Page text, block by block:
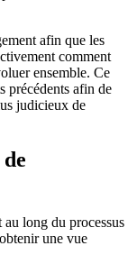
afin que les
comment
ensemble. Ce
précédents afin de
judicieux de
long du processus
une vue